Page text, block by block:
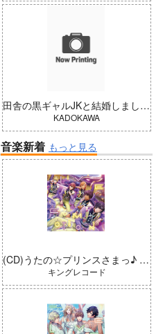
田舎の黒ギャルJKと結婚しました 4
KADOKAWA
音楽新着 もっと見る
(CD)うたの☆プリンスさまっ♪ LIVE EMOTION 2nd Anniversary CD レン・翔・セシル・嶺二・綺羅
キングレコード